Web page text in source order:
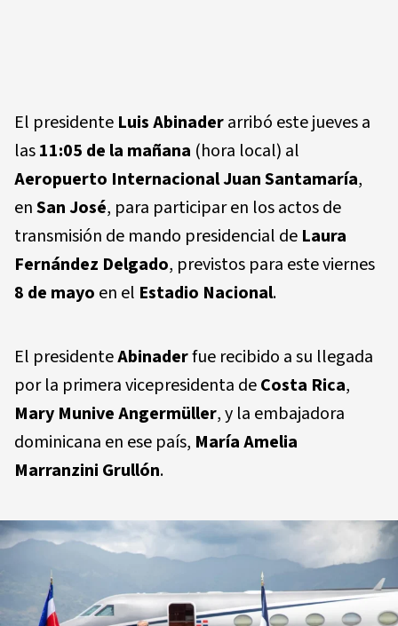
El presidente Luis Abinaderarribó este jueves a
las11:05 de la mañana (hora local) al
Aeropuerto Internacional Juan Santamaría,
enSan José, para participar en los actos de
transmisión de mando presidencial de Laura
Fernández Delgado, previstos para este viernes
8 de mayo en el Estadio Nacional.
El presidenteAbinaderfue recibido a su llegada
por la primera vicepresidenta deCosta Rica,
Mary Munive Angermüller, y la embajadora
dominicana en ese país, María Amelia
Marranzini Grullón.